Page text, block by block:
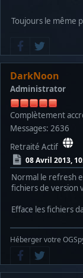
Toujours le même
DarkNoon
Administrator
Complètement
Messages: 2636
Retraité Actif
08 Avril 2013,
Normal le refresh
fichiers de version
Efface les fichiers
Héberger votre